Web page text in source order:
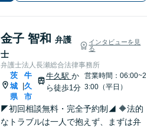
金子 智和 弁護
士
インタビューを見
る
弁護士法人長瀬総合法律事務所
茨
城
県
牛
久
市
牛久駅 か
ら徒歩1分
営業時間：06:00~2
3:00（平日）
◤初回相談無料・完全予約制◢ 🔶法的
なトラブルは一人で抱えず、まずは弁